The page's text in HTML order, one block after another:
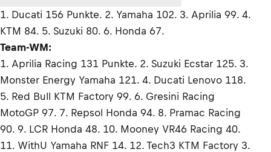
1. Ducati 156 Punkte. 2. Yamaha 102. 3. Aprilia 99. 4.
KTM 84. 5. Suzuki 80. 6. Honda 67.
Team-WM:
1. Aprilia Racing 131 Punkte. 2. Suzuki Ecstar 125. 3.
Monster Energy Yamaha 121. 4. Ducati Lenovo 118.
5. Red Bull KTM Factory 99. 6. Gresini Racing
MotoGP 97. 7. Repsol Honda 94. 8. Pramac Racing
90. 9. LCR Honda 48. 10. Mooney VR46 Racing 40.
11. WithU Yamaha RNF 14. 12. Tech3 KTM Factory 3.